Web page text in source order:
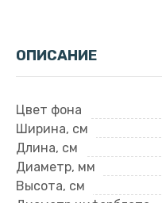
ОПИСАНИЕ
Цвет фона
Ширина, см
Длина, см
Диаметр, мм
Высота, см